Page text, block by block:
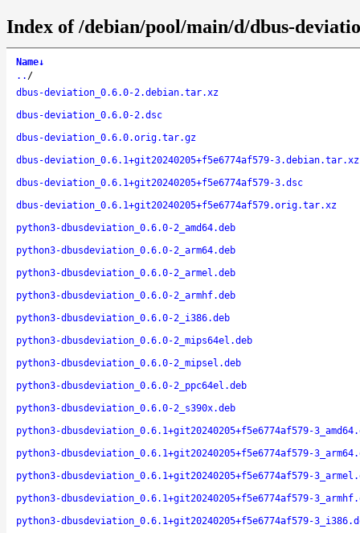
Index of /debian/pool/main/d/dbus-
Name↓
.. /
dbus-deviation_0.6.0-2.debian.tar.xz
dbus-deviation_0.6.0-2.dsc
dbus-deviation_0.6.0.orig.tar.gz
dbus-deviation_0.6.1+git20240205+f5e6774af579-3.debian.tar.xz
dbus-deviation_0.6.1+git20240205+f5e6774af579-3.dsc
dbus-deviation_0.6.1+git20240205+f5e6774af579.orig.tar.xz
python3-dbusdeviation_0.6.0-2_amd64.deb
python3-dbusdeviation_0.6.0-2_arm64.deb
python3-dbusdeviation_0.6.0-2_armel.deb
python3-dbusdeviation_0.6.0-2_armhf.deb
python3-dbusdeviation_0.6.0-2_i386.deb
python3-dbusdeviation_0.6.0-2_mips64el.deb
python3-dbusdeviation_0.6.0-2_mipsel.deb
python3-dbusdeviation_0.6.0-2_ppc64el.deb
python3-dbusdeviation_0.6.0-2_s390x.deb
python3-dbusdeviation_0.6.1+git20240205+f5e6774af579-
python3-dbusdeviation_0.6.1+git20240205+f5e6774af579-
python3-dbusdeviation_0.6.1+git20240205+f5e6774af579-
python3-dbusdeviation_0.6.1+git20240205+f5e6774af579-
python3-dbusdeviation_0.6.1+git20240205+f5e6774af579-